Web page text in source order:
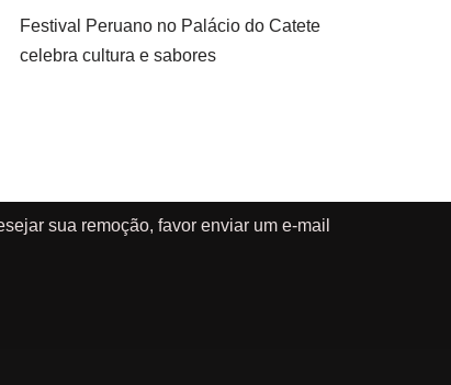
Festival Peruano no Palácio do Catete
celebra cultura e sabores
sua remoção, favor enviar um e-mail